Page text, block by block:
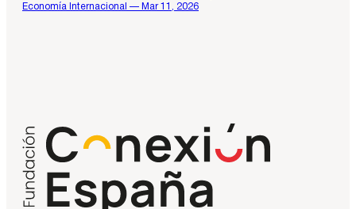
Economía Internacional — Mar 11, 2026